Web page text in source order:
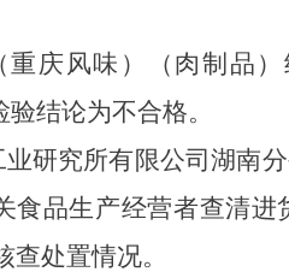
重庆风味）（肉制品）
结论为不合格。
研究所有限公司湖南
食品生产经营者查清进
布核查处置情况